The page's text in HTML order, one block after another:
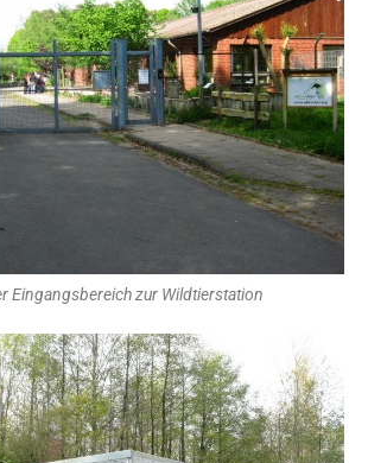
Eingangsbereich zur Wildtierstation